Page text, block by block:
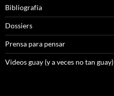
Bibliografía
Dossiers
Prensa para pensar
Videos guay (y a veces no tan guay)